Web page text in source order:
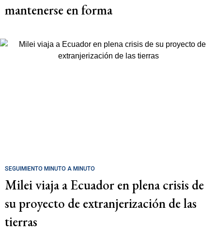
mantenerse en forma
SEGUIMIENTO MINUTO A MINUTO
Milei viaja a Ecuador en plena crisis de
su proyecto de extranjerización de las
tierras